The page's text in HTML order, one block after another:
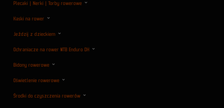
Plecaki | Nerki | Torby rowerowe
Kaski na rower
Jeździj z dzieckiem
Ochraniacze na rower MTB Enduro DH
Bidony rowerowe
Oświetlenie rowerowe
Środki do czyszczenia rowerów